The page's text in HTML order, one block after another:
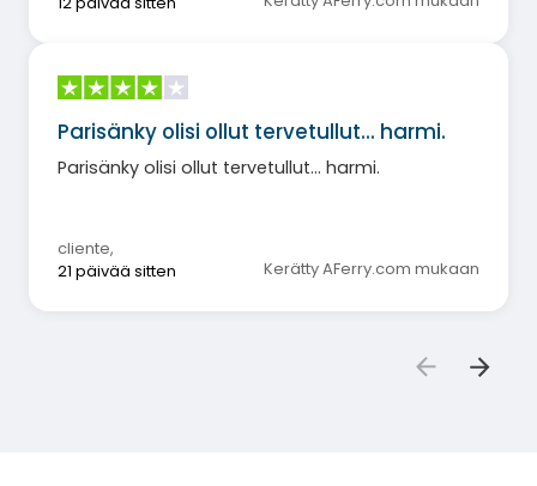
Parisänky olisi ollut tervetullut... harmi.
Parisänky olisi ollut tervetullut... harmi.
cliente,
21 päivää sitten
Kerätty AFerry.com mukaan